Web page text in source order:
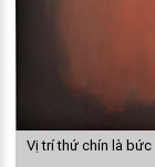
Vị trí thứ chín là bức